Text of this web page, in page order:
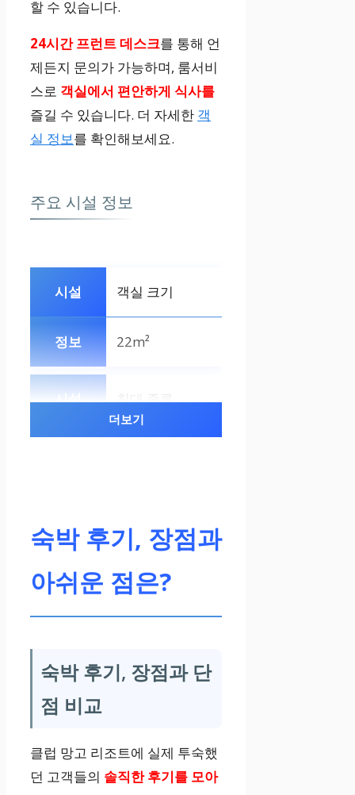
할 수 있습니다.
24시간 프런트 데스크를 통해 언
제든지 문의가 가능하며, 룸서비
스로 객실에서 편안하게 식사를
즐길 수 있습니다. 더 자세한 객
실 정보를 확인해보세요.
주요 시설 정보
객실 크기
22m²
침대 종류
에어컨, 무료 Wi
-Fi
주차장,24시간
더보기
숙박 후기, 장점과
아쉬운 점은?
숙박 후기, 장점과 단
점 비교
클럽 망고 리조트에 실제 투숙했
던 고객들의 솔직한 후기를 모아